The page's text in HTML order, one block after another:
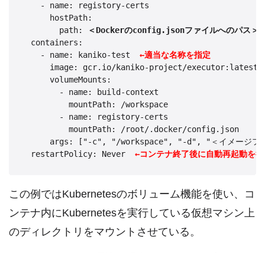
    - name: registory-certs
      hostPath:
        path:
＜Dockerのconfig.jsonファイルへのパス＞
  containers:
    - name: kaniko-test
←適当な名称を指定
      image: gcr.io/kaniko-project/executor:latest
      volumeMounts:
        - name: build-context
          mountPath: /workspace
        - name: registory-certs
          mountPath: /root/.docker/config.json
args: ["-c", "/workspace", "-d", "＜イメージフ
  restartPolicy: Never
←コンテナ終了後に自動再起動を
この例ではKubernetesのボリューム機能を使い、コ
ンテナ内にKubernetesを実行している仮想マシン上
のディレクトリをマウントさせている。